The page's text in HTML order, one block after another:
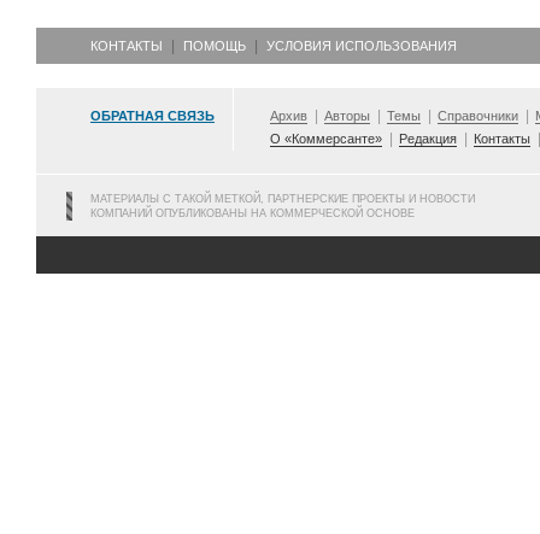
КОНТАКТЫ ПОМОЩЬ УСЛОВИЯ ИСПОЛЬЗОВАНИЯ
ОБРАТНАЯ СВЯЗЬ Архив Авторы Темы Справочники
О «Коммерсанте»
Редакция Контакты
МАТЕРИАЛЫ С ТАКОЙ МЕТКОЙ, ПАРТНЕРСКИЕ ПРОЕКТЫ И НОВОСТИ
КОМПАНИЙ ОПУБЛИКОВАНЫ НА КОММЕРЧЕСКОЙ ОСНОВЕ